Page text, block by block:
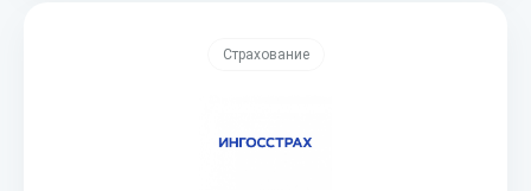
Страхование